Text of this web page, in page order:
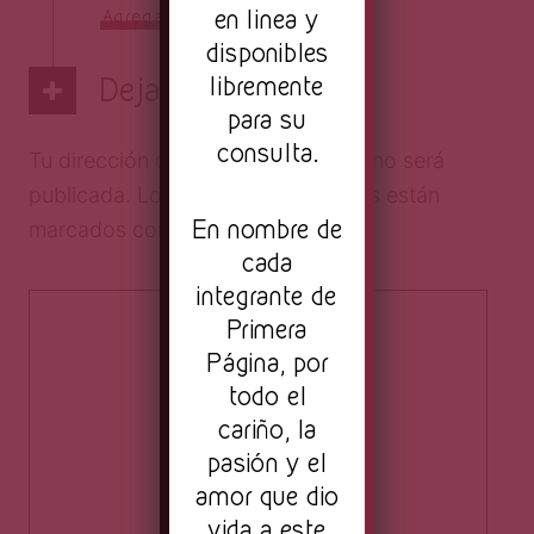
Agrega el tuyo
Deja una respuesta
Tu dirección de correo electrónico no será
en linea y
disponibles
libremente
para su
consulta.
En nombre de
cada
integrante de
Primera
Página, por
todo el
cariño, la
pasión y el
amor que dio